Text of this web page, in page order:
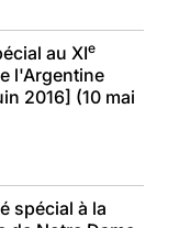
au XIe
l'Argentine
2016] (10 mai
spécial à la